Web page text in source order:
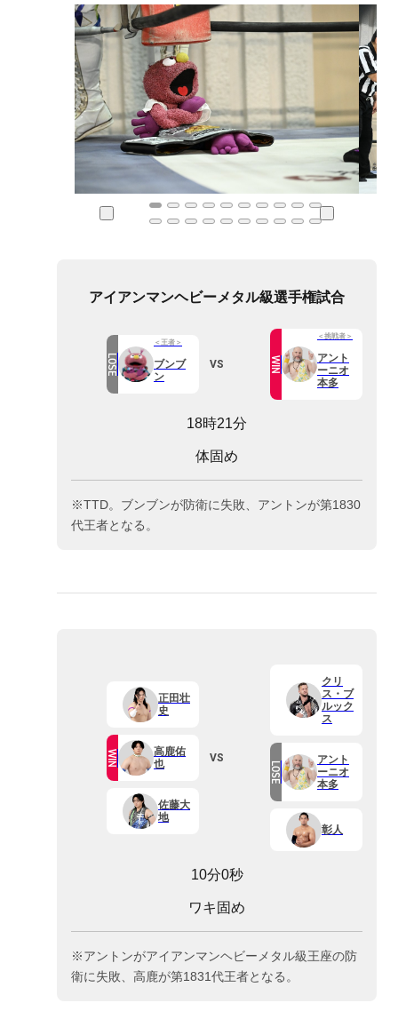
アイアンマンヘビーメタル級選手権試合
LOSE
＜王者＞
ブンブ
ン
VS WIN
＜挑戦者＞
アント
ーニオ
本多
18時21分
体固め
※TTD。ブンブンが防衛に失敗、アントンが第1830
代王者となる。
正田壮
史
WIN
高鹿佑
也
佐藤大
地
VS
クリ
ス・ブ
ルック
ス
LOSE
アント
ーニオ
本多
彰人
10分0秒
ワキ固め
※アントンがアイアンマンヘビーメタル級王座の防
衛に失敗、高鹿が第1831代王者となる。